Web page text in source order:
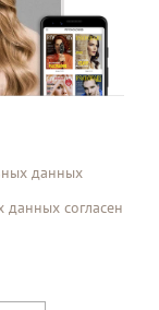
данных
согласен